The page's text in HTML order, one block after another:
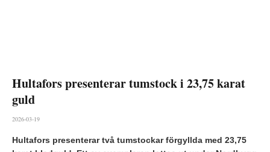
Hultafors presenterar tumstock i 23,75 karat
guld
2026-03-19
Hultafors presenterar två tumstockar förgyllda med 23,75